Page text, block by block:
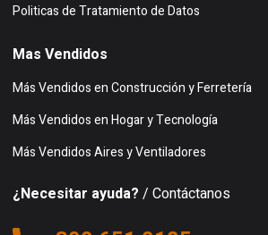
Politicas de Tratamiento de Datos
Mas Vendidos
Más Vendidos en Construcción y Ferretería
Más Vendidos en Hogar y Tecnología
Más Vendidos Aires y Ventiladores
¿Necesitar ayuda? / Contáctanos